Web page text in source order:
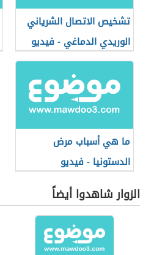
تشخيص الاتصال الشرياني
الوريدي الدماغي - فيديو
ما هي أسباب مرض
الدستونيا - فيديو
الزوار شاهدوا أيضاً